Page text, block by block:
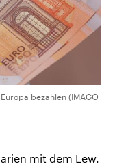
bezahlen (IMAGO
mit dem Lew.